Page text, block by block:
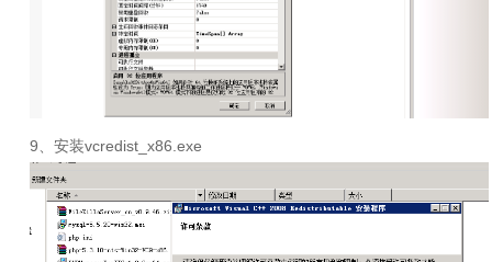
9、安装vcredist_x86.exe